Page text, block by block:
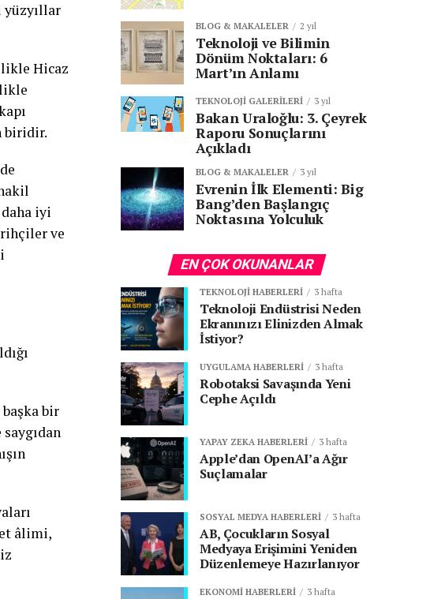
yüzyıllar
Hicaz
biridir.
iyi
ve
bir
âlimi,
BLOG & MAKALELER 2 yıl
Teknoloji ve Bilimin
Dönüm Noktaları: 6
Mart’ın Anlamı
TEKNOLOJI GALERILERI 3 yıl
Bakan Uraloğlu: 3. Çeyrek
Raporu Sonuçlarını
Açıkladı
BLOG & MAKALELER 3 yıl
Evrenin İlk Elementi: Big
Bang’den Başlangıç
Noktasına Yolculuk
EN ÇOK OKUNANLAR
TEKNOLOJI HABERLERI 3 hafta
Teknoloji Endüstrisi Neden
Ekranınızı Elinizden Almak
İstiyor?
UYGULAMA HABERLERI 3 hafta
Robotaksi Savaşında Yeni
Cephe Açıldı
YAPAY ZEKA HABERLERI 3 hafta
Apple’dan OpenAI’a Ağır
Suçlamalar
SOSYAL MEDYA HABERLERI 3 hafta
AB, Çocukların Sosyal
Medyaya Erişimini Yeniden
Düzenlemeye Hazırlanıyor
EKONOMI HABERLERI 3 hafta